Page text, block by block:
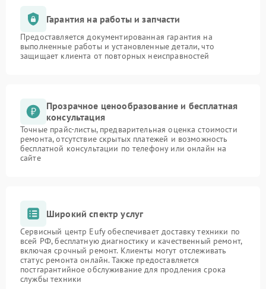
Гарантия на работы и запчасти
Предоставляется документированная гарантия на
выполненные работы и установленные детали, что
защищает клиента от повторных неисправностей
Прозрачное ценообразование и бесплатная
консультация
Точные прайс-листы, предварительная оценка стоимости
ремонта, отсутствие скрытых платежей и возможность
бесплатной консультации по телефону или онлайн на
сайте
Широкий спектр услуг
Сервисный центр Eufy обеспечивает доставку техники по
всей РФ, бесплатную диагностику и качественный ремонт,
включая срочный ремонт. Клиенты могут отслеживать
статус ремонта онлайн. Также предоставляется
постгарантийное обслуживание для продления срока
службы техники